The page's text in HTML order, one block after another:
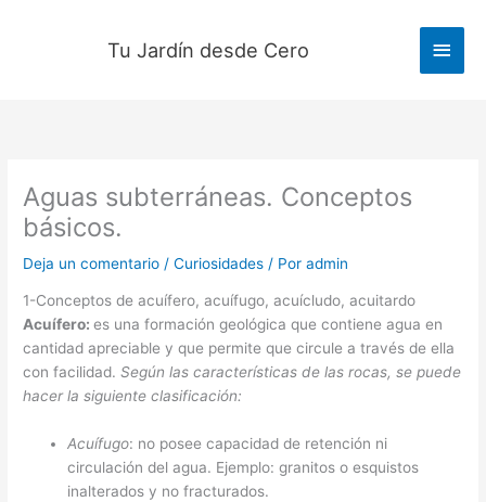
Tu Jardín desde Cero
Aguas subterráneas. Conceptos
básicos.
Deja un comentario /Curiosidades / Poradmin
1-Conceptos de acuífero, acuífugo, acuícludo, acuitardo
Acuífero:es una formación geológica que contiene agua en
cantidad apreciable y que permite que circule a través de ella
con facilidad.Según las características de las rocas, se puede
hacer la siguiente clasificación:
Acuífugo: no posee capacidad de retención ni
circulación del agua. Ejemplo: granitos o esquistos
inalterados y no fracturados.